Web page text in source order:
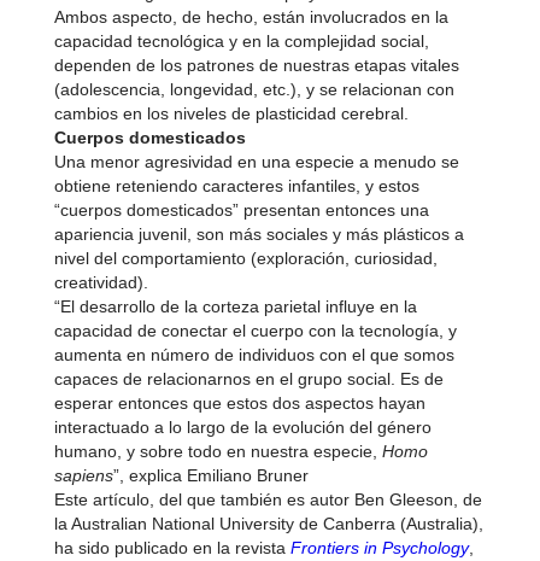
Ambos aspecto, de hecho, están involucrados en la
capacidad tecnológica y en la complejidad social,
dependen de los patrones de nuestras etapas vitales
(adolescencia, longevidad, etc.), y se relacionan con
cambios en los niveles de plasticidad cerebral.
Cuerpos domesticados
Una menor agresividad en una especie a menudo se
obtiene reteniendo caracteres infantiles, y estos
“cuerpos domesticados” presentan entonces una
apariencia juvenil, son más sociales y más plásticos a
nivel del comportamiento (exploración, curiosidad,
creatividad).
“El desarrollo de la corteza parietal influye en la
capacidad de conectar el cuerpo con la tecnología, y
aumenta en número de individuos con el que somos
capaces de relacionarnos en el grupo social. Es de
esperar entonces que estos dos aspectos hayan
interactuado a lo largo de la evolución del género
humano, y sobre todo en nuestra especie, Homo
sapiens”, explica Emiliano Bruner
Este artículo, del que también es autor Ben Gleeson, de
la Australian National University de Canberra (Australia),
ha sido publicado en la revista Frontiers in Psychology,